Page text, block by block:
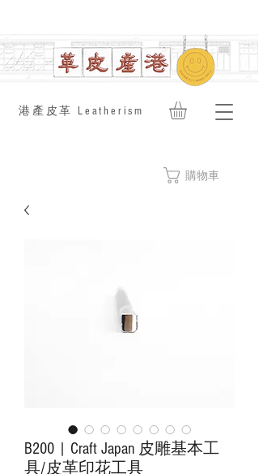
​港產皮革 Leatherism
購物車
B200 | Craft Japan 皮雕基本工
具/皮革印花工具